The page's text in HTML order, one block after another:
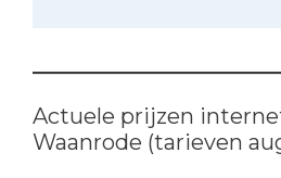
Actuele prijzen
Waanrode (tarieven